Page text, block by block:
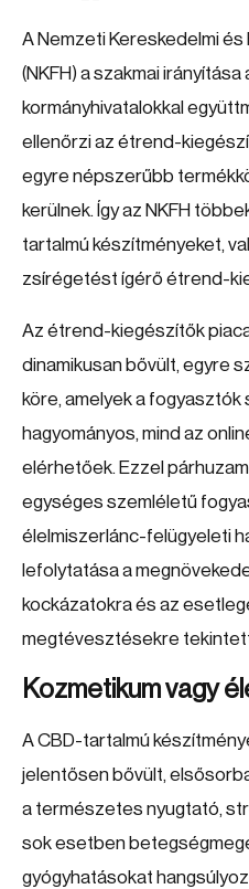
A Nemzeti Kereskedelmi
(NKFH) a szakmai irányítása
kormányhivatalokkal
ellenőrzi az étrend-
egyre népszerűbb
kerülnek. Így az NKFH
tartalmú készítményeket,
zsírégetést ígérő étrend-
Az étrend-kiegészítők
dinamikusan bővült, egyre
köre, amelyek a fogyasztók
hagyományos, mind az
elérhetőek. Ezzel
egységes szemléletű
élelmiszerlánc-felügyeleti
lefolytatása a
kockázatokra és az
megtévesztésekre
Kozmetikum vagy
A CBD-tartalmú
jelentősen bővült,
a természetes nyugtató,
sok esetben
gyógyhatásokat